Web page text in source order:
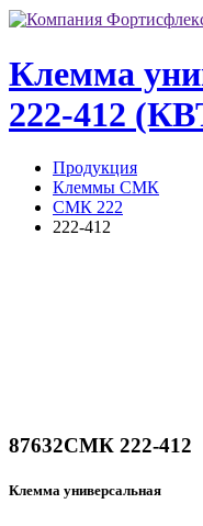
Клемма
222-412
Продукция
Клеммы СМК
СМК 222
222-412
87632СМК 222-412
Клемма универсальная